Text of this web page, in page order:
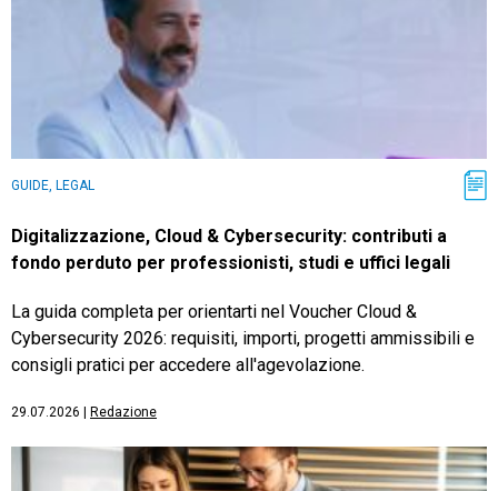
GUIDE, LEGAL
Digitalizzazione, Cloud & Cybersecurity: contributi a
fondo perduto per professionisti, studi e uffici legali
La guida completa per orientarti nel Voucher Cloud &
Cybersecurity 2026: requisiti, importi, progetti ammissibili e
consigli pratici per accedere all'agevolazione.
29.07.2026 Redazione